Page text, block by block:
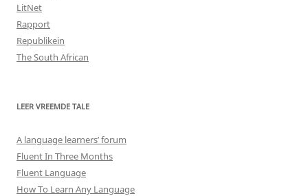
LitNet
Rapport
Republikein
The South African
LEER VREEMDE TALE
A language learners’ forum
Fluent In Three Months
Fluent Language
How To Learn Any Language